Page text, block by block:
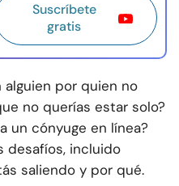
Suscríbete
gratis
alguien por quien no
no querías estar solo?
un cónyuge en línea?
desafíos, incluido
saliendo y por qué.